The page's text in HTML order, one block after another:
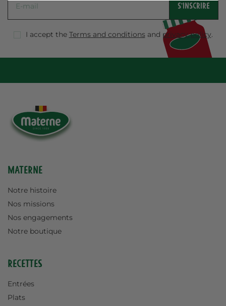
S'INSCRIRE
I accept the Terms and conditionsand privacy policy.
Materne
Notre histoire
Nos missions
Nos engagements
Notre boutique
Recettes
Entrées
Plats